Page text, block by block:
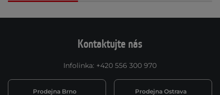
Kontaktujte nás
Infolinka: +420 556 300 970
Prodejna Brno Prodejna Ostrava